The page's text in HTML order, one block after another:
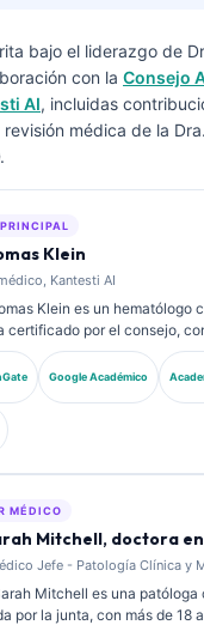
bajo el liderazgo de
con la Consejo
AI, incluidas
revisión médica de la
Klein
Kantesti AI
Klein es un hematólogo
certificado por el consejo,
experiencia en medicina de
asistido por IA. Como
Officer) en Kantesti AI,
clínica sobre la exactitud
propietaria. El Dr. Klein ha
sobre la interpretación de
y los diagnósticos de
medicina de laboratorio.
Google Académico
MÉDICO
Mitchell, doctora
Jefe - Patología Clínica y
Mitchell es una patóloga
por la junta, con más de 18